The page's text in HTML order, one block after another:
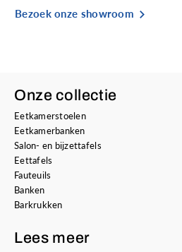
Bezoek onze showroom
Onze collectie
Eetkamerstoelen
Eetkamerbanken
Salon- en bijzettafels
Eettafels
Fauteuils
Banken
Barkrukken
Lees meer